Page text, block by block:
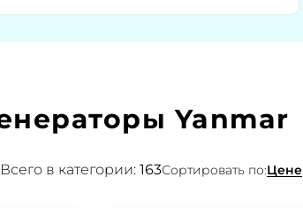
Yanmar
Всего в категории: 163Сортировать по:Цене